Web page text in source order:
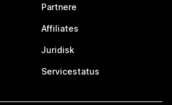
Partnere
Affiliates
Juridisk
Servicestatus